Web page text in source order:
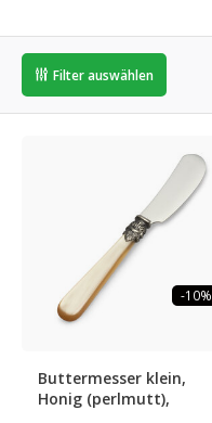
Filter auswählen
-10%
Buttermesser klein,
Honig (perlmutt),